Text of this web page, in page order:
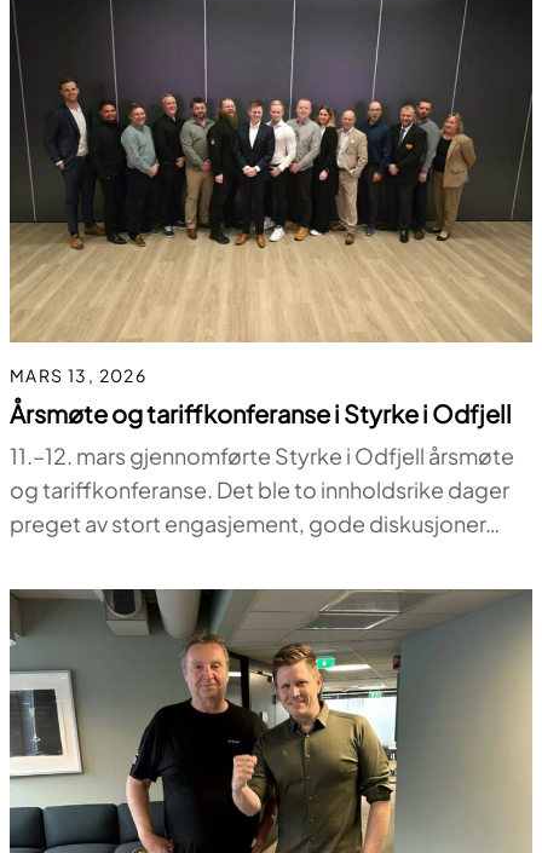
MARS 13, 2026
Årsmøte og tariffkonferanse i Styrke i Odfjell
11.–12. mars gjennomførte Styrke i Odfjell årsmøte
og tariffkonferanse. Det ble to innholdsrike dager
preget av stort engasjement, gode diskusjoner…